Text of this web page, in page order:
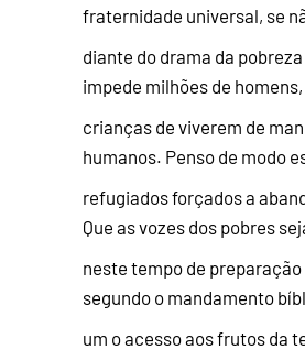
fraternidade universal, se
diante do drama da
impede milhões de
crianças de viverem de
humanos. Penso de modo
refugiados forçados a
Que as vozes dos pobres
neste tempo de
segundo o mandamento
um o acesso aos frutos da